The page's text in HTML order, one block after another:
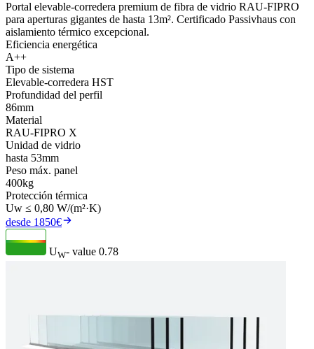
Portal elevable-corredera premium de fibra de vidrio RAU-FIPRO
para aperturas gigantes de hasta 13m². Certificado Passivhaus con
aislamiento térmico excepcional.
Eficiencia energética
A++
Tipo de sistema
Elevable-corredera HST
Profundidad del perfil
86mm
Material
RAU-FIPRO X
Unidad de vidrio
hasta 53mm
Peso máx. panel
400kg
Protección térmica
Uw ≤ 0,80 W/(m²·K)
desde 1850€
UW- value 0.78